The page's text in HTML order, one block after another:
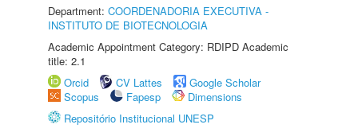
Department: COORDENADORIA EXECUTIVA -
INSTITUTO DE BIOTECNOLOGIA
Academic Appointment Category: RDIPD Academic
title: 2.1
Orcid
CV Lattes
Google Scholar
Scopus
Fapesp
Dimensions
Repositório Institucional UNESP